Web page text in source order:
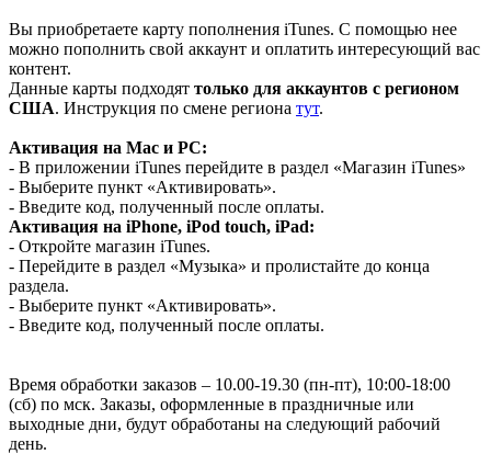
Вы приобретаете карту пополнения iTunes. С помощью нее
можно пополнить свой аккаунт и оплатить интересующий вас
контент.
Данные карты подходят только для аккаунтов с регионом
США. Инструкция по смене региона тут.
Активация на Mac и PC:
- В приложении iTunes перейдите в раздел «Магазин iTunes»
- Выберите пункт «Активировать».
- Введите код, полученный после оплаты.
Активация на iPhone, iPod touch, iPad:
- Откройте магазин iTunes.
- Перейдите в раздел «Музыка» и пролистайте до конца
раздела.
- Выберите пункт «Активировать».
- Введите код, полученный после оплаты.
Время обработки заказов – 10.00-19.30 (пн-пт), 10:00-18:00
(сб) по мск. Заказы, оформленные в праздничные или
выходные дни, будут обработаны на следующий рабочий
день.